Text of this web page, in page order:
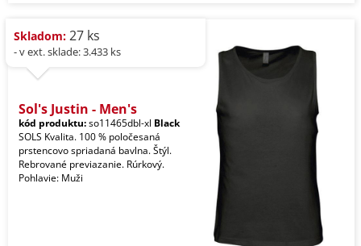
Skladom: 27 ks
- v ext. sklade: 3.433 ks
Sol's Justin - Men's
kód produktu:so11465dbl-xl Black
SOLS Kvalita. 100 % poločesaná
prstencovo spriadaná bavlna. Štýl.
Rebrované previazanie. Rúrkový.
Pohlavie: Muži